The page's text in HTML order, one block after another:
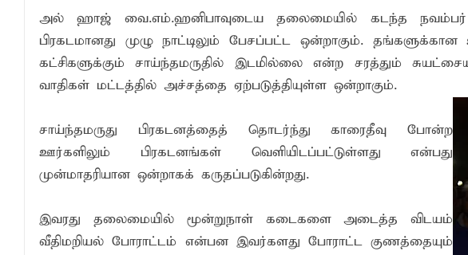
அல் ஹாஜ் வை.எம்.ஹனிபாவுடைய தலைமையில் கடந்த நவம்பர்
பிரகடமானது முழு நாட்டிலும் பேசப்பட்ட ஒன்றாகும்.
கட்சிகளுக்கும் சாய்ந்தமருதில் இடமில்லை என்ற சரத்தும்
வாதிகள் மட்டத்தில் அச்சத்தை ஏற்படுத்தியுள்ள ஒன்றாகும்.
சாய்ந்தமருது பிரகடனத்தைத் தொடர்ந்து காரைதீவு போன்ற
ஊர்களிலும் பிரகடனங்கள் வெளியிடப்பட்டுள்ளது என்பது
முன்மாதரியான ஒன்றாகக் கருதப்படுகின்றது.
இவரது தலைமையில் மூன்றுநாள் கடைகளை அடைத்த விடயம்
வீதிமறியல் போராட்டம் என்பன இவர்களது போராட்ட குணத்தையும்